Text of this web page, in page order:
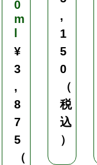
0
m
¥
3
,
8
7
5
（
,
1
5
0
（
税
込
）